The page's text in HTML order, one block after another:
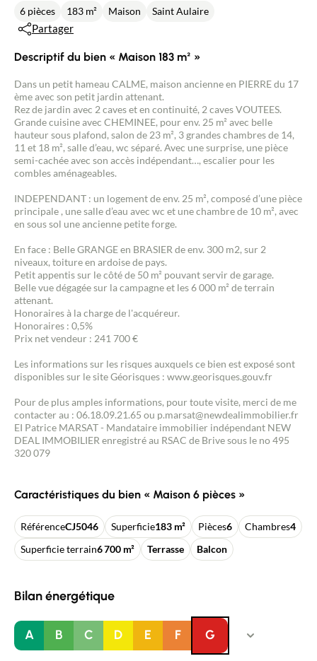
6 pièces 183 m² Maison Saint Aulaire
Partager
Descriptif du bien « Maison 183 m² »
Dans un petit hameau CALME, maison ancienne en PIERRE du 17
ème avec son petit jardin attenant.
Rez de jardin avec 2 caves et en continuité, 2 caves VOUTEES.
Grande cuisine avec CHEMINEE, pour env. 25 m² avec belle
hauteur sous plafond, salon de 23 m², 3 grandes chambres de 14,
11 et 18 m², salle d’eau, wc séparé. Avec une surprise, une pièce
semi-cachée avec son accès indépendant…, escalier pour les
combles aménageables.
INDEPENDANT : un logement de env. 25 m², composé d’une pièce
principale , une salle d’eau avec wc et une chambre de 10 m², avec
en sous sol une ancienne petite forge.
En face : Belle GRANGE en BRASIER de env. 300 m2, sur 2
niveaux, toiture en ardoise de pays.
Petit appentis sur le côté de 50 m² pouvant servir de garage.
Belle vue dégagée sur la campagne et les 6 000 m² de terrain
attenant.
Honoraires à la charge de l'acquéreur.
Honoraires : 0,5%
Prix net vendeur : 241 700 €
Les informations sur les risques auxquels ce bien est exposé sont
disponibles sur le site Géorisques : www.georisques.gouv.fr
Pour de plus amples informations, pour toute visite, merci de me
contacter au : 06.18.09.21.65 ou p.marsat@newdealimmobilier.fr
EI Patrice MARSAT - Mandataire immobilier indépendant NEW
DEAL IMMOBILIER enregistré au RSAC de Brive sous le no 495
320 079
Caractéristiques du bien « Maison 6 pièces »
RéférenceCJ5046 Superficie183 m² Pièces6 Chambres4
Superficie terrain6 700 m² Terrasse Balcon
Bilan énergétique
A B C D E F G